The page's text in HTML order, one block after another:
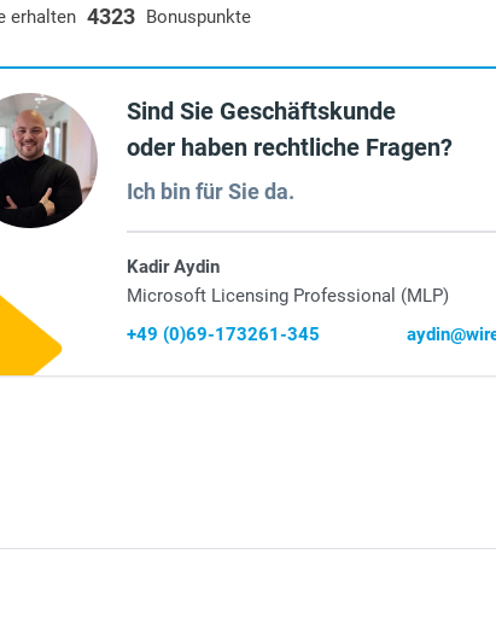
erhalten 4323 Bonuspunkte
Sind Sie Geschäftskunde
oder haben rechtliche Fragen?
Ich bin für Sie da.
Kadir Aydin
Microsoft Licensing Professional (MLP)
+49 (0)69-173261-345